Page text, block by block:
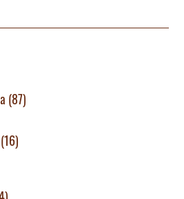
(87)
(16)